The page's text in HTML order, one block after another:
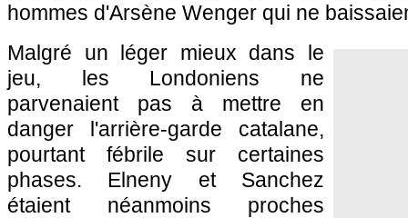
hommes d'Arsène Wenger qui ne
Malgré un léger mieux dans le
jeu, les Londoniens ne
parvenaient pas à mettre en
danger l'arrière-garde catalane,
pourtant fébrile sur certaines
phases. Elneny et Sanchez
étaient néanmoins proches